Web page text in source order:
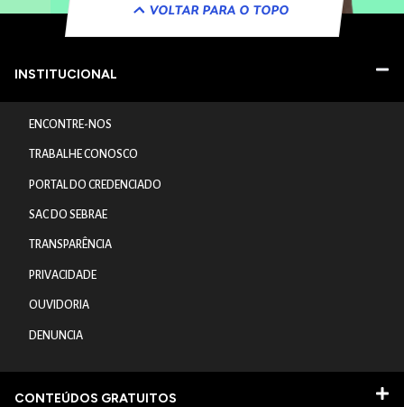
VOLTAR PARA O TOPO
INSTITUCIONAL
ENCONTRE-NOS
TRABALHE CONOSCO
PORTAL DO CREDENCIADO
SAC DO SEBRAE
TRANSPARÊNCIA
PRIVACIDADE
OUVIDORIA
DENUNCIA
CONTEÚDOS GRATUITOS